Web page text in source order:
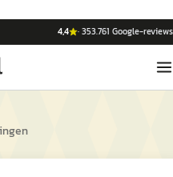
4,4 ·353.761 Google-reviews